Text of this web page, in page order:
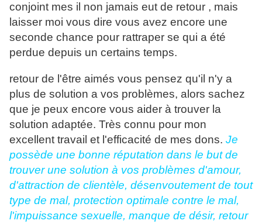
conjoint mes il non jamais eut de retour , mais
laisser moi vous dire vous avez encore une
seconde chance pour rattraper se qui a été
perdue depuis un certains temps.
retour de l'être aimés vous pensez qu'il n'y a
plus de solution a vos problèmes, alors sachez
que je peux encore vous aider à trouver la
solution adaptée. Très connu pour mon
excellent travail et l'efficacité de mes dons. Je
possède une bonne réputation dans le but de
trouver une solution à vos problèmes d'amour,
d'attraction de clientèle, désenvoutement de tout
type de mal, protection optimale contre le mal,
l'impuissance sexuelle, manque de désir, retour